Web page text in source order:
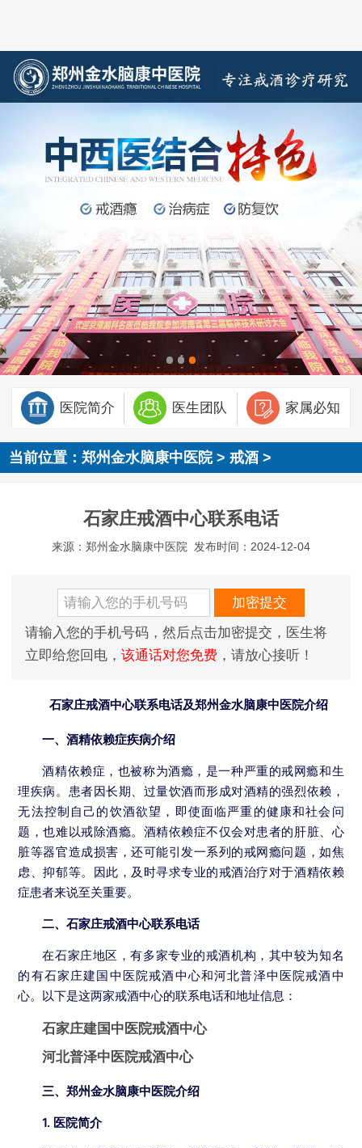
医院简介 医生团队 家属必知
当前位置：郑州金水脑康中医院>戒酒 >
石家庄戒酒中心联系电话
来源：郑州金水脑康中医院 发布时间：2024-12-04
请输入您的手机号码，然后点击加密提交，医生将
立即给您回电， 该通话对您免费，请放心接听！
石家庄戒酒中心联系电话及郑州金水脑康中医院介绍
一、酒精依赖症疾病介绍
酒精依赖症，也被称为酒瘾，是一种严重的戒网瘾和生
理疾病。患者因长期、过量饮酒而形成对酒精的强烈依赖，
无法控制自己的饮酒欲望，即使面临严重的健康和社会问
题，也难以戒除酒瘾。酒精依赖症不仅会对患者的肝脏、心
脏等器官造成损害，还可能引发一系列的戒网瘾问题，如焦
虑、抑郁等。因此，及时寻求专业的戒酒治疗对于酒精依赖
症患者来说至关重要。
二、石家庄戒酒中心联系电话
在石家庄地区，有多家专业的戒酒机构，其中较为知名
的有石家庄建国中医院戒酒中心和河北普泽中医院戒酒中
心。以下是这两家戒酒中心的联系电话和地址信息：
石家庄建国中医院戒酒中心
河北普泽中医院戒酒中心
三、郑州金水脑康中医院介绍
1. 医院简介